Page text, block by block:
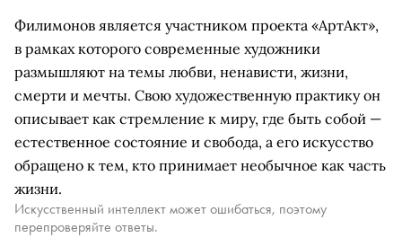
Филимонов является участником проекта «АртАкт»,
в рамках которого современные художники
размышляют на темы любви, ненависти, жизни,
смерти и мечты. Свою художественную практику он
описывает как стремление к миру, где быть собой —
естественное состояние и свобода, а его искусство
обращено к тем, кто принимает необычное как часть
жизни.
Искусственный интеллект может ошибаться, поэтому
перепроверяйте ответы.